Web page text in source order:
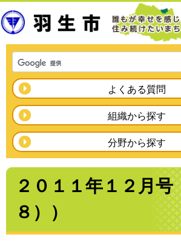
よくある質問
組織から探す
分野から探す
２０１１年１２月号
８））